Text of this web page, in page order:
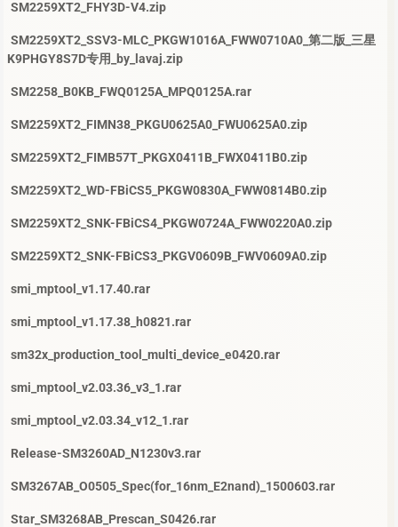
SM2259XT2_FHY3D-V4.zip
SM2259XT2_SSV3-MLC_PKGW1016A_FWW0710A0_第二版_三星
K9PHGY8S7D专用_by_lavaj.zip
SM2258_B0KB_FWQ0125A_MPQ0125A.rar
SM2259XT2_FIMN38_PKGU0625A0_FWU0625A0.zip
SM2259XT2_FIMB57T_PKGX0411B_FWX0411B0.zip
SM2259XT2_WD-FBiCS5_PKGW0830A_FWW0814B0.zip
SM2259XT2_SNK-FBiCS4_PKGW0724A_FWW0220A0.zip
SM2259XT2_SNK-FBiCS3_PKGV0609B_FWV0609A0.zip
smi_mptool_v1.17.40.rar
smi_mptool_v1.17.38_h0821.rar
sm32x_production_tool_multi_device_e0420.rar
smi_mptool_v2.03.36_v3_1.rar
smi_mptool_v2.03.34_v12_1.rar
Release-SM3260AD_N1230v3.rar
SM3267AB_O0505_Spec(for_16nm_E2nand)_1500603.rar
Star_SM3268AB_Prescan_S0426.rar